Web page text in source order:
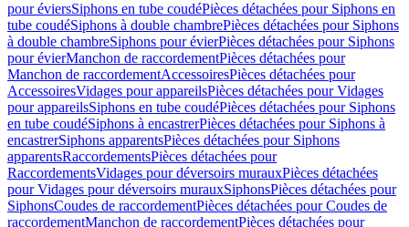
pour éviersSiphons en tube coudéPièces détachées pour Siphons en
tube coudéSiphons à double chambrePièces détachées pour Siphons
à double chambreSiphons pour évierPièces détachées pour Siphons
pour évierManchon de raccordementPièces détachées pour
Manchon de raccordementAccessoiresPièces détachées pour
AccessoiresVidages pour appareilsPièces détachées pour Vidages
pour appareilsSiphons en tube coudéPièces détachées pour Siphons
en tube coudéSiphons à encastrerPièces détachées pour Siphons à
encastrerSiphons apparentsPièces détachées pour Siphons
apparentsRaccordementsPièces détachées pour
RaccordementsVidages pour déversoirs murauxPièces détachées
pour Vidages pour déversoirs murauxSiphonsPièces détachées pour
SiphonsCoudes de raccordementPièces détachées pour Coudes de
raccordementManchon de raccordementPièces détachées pour